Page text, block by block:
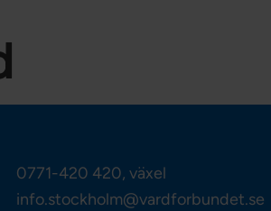
Sjuksköterska
Röntgensjuksköterska
Biomedicinsk analytiker
0771-420 420, växel
info.stockholm@vardforbundet.se